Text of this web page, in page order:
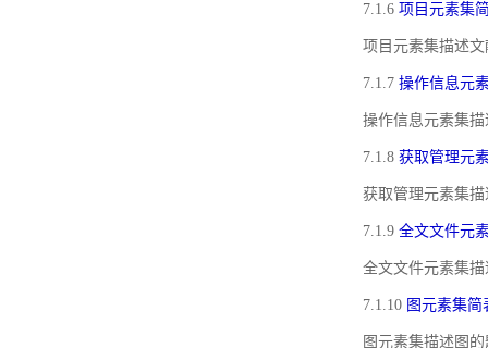
7.1.6 项目元素集
项目元素集描述
7.1.7 操作信息元
操作信息元素集
7.1.8 获取管理元
获取管理元素集
7.1.9 全文文件元
全文文件元素集
7.1.10 图元素集简
图元素集描述图